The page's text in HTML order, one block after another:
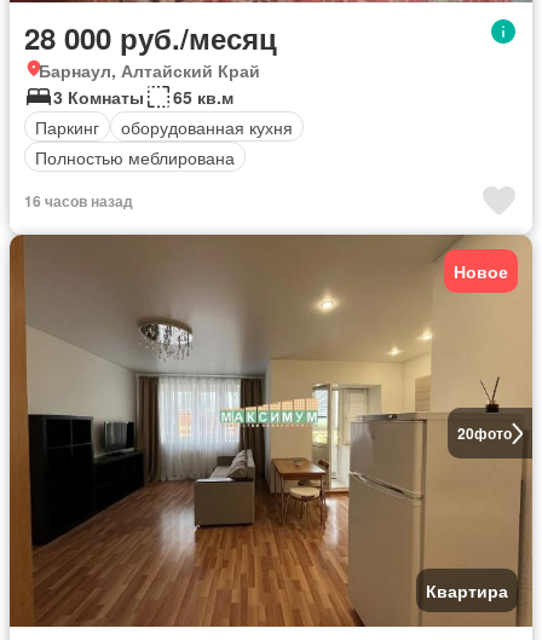
28 000 руб./месяц
Барнаул, Алтайский Край
3 Комнаты
65 кв.м
Паркинг
оборудованная кухня
Полностью меблирована
16 часов назад
20фото
Новое
Квартира